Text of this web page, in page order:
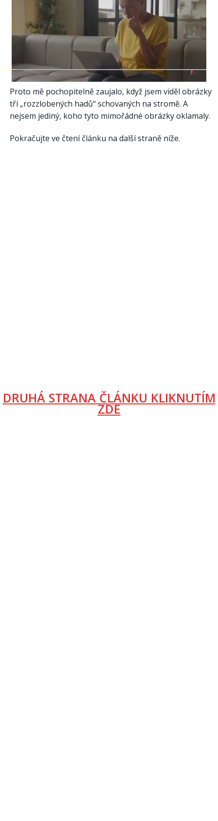
Proto mě pochopitelně zaujalo, když jsem viděl obrázky
tří „rozzlobených hadů“ schovaných na stromě. A
nejsem jediný, koho tyto mimořádné obrázky oklamaly.
Pokračujte ve čtení článku na další straně níže.
DRUHÁ STRANA ČLÁNKU KLIKNUTÍM
ZDE